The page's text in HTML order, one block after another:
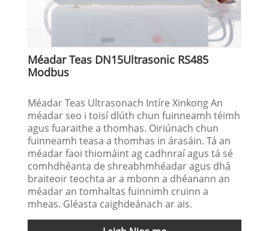
Méadar Teas DN15Ultrasonic RS485
Modbus
Méadar Teas Ultrasonach Intíre Xinkong An
méadar seo i toisí dlúth chun fuinneamh téimh
agus fuaraithe a thomhas. Oiriúnach chun
fuinneamh teasa a thomhas in árasáin. Tá an
méadar faoi thiomáint ag cadhnraí agus tá sé
comhdhéanta de shreabhmhéadar agus dhá
braiteoir teochta ar a mbonn a dhéanann an
méadar an tomhaltas fuinnimh cruinn a
mheas. Gléasta caighdeánach ar ais.